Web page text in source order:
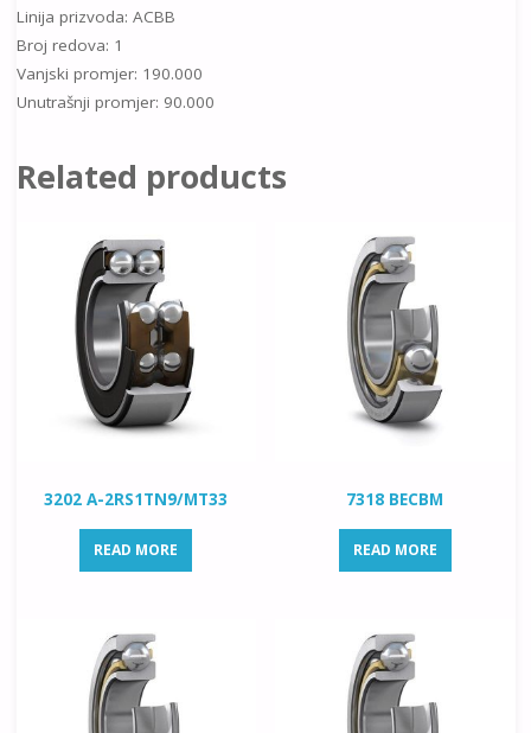
Linija prizvoda: ACBB
Broj redova: 1
Vanjski promjer: 190.000
Unutrašnji promjer: 90.000
Related products
3202 A-2RS1TN9/MT33
READ MORE
7318 BECBM
READ MORE